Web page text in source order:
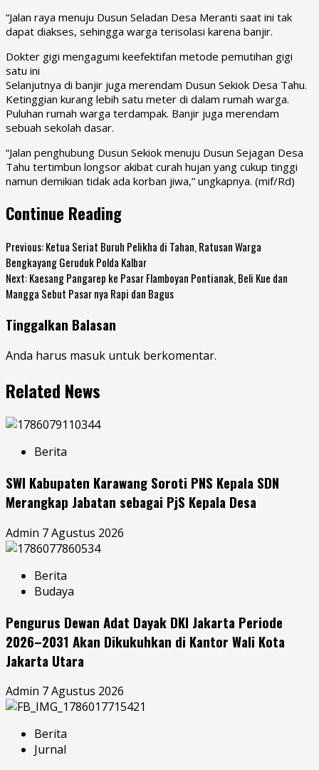
“Jalan raya menuju Dusun Seladan Desa Meranti saat ini tak
dapat diakses, sehingga warga terisolasi karena banjir.
Dokter gigi mengagumi keefektifan metode pemutihan gigi
satu ini
Selanjutnya di banjir juga merendam Dusun Sekiok Desa Tahu.
Ketinggian kurang lebih satu meter di dalam rumah warga.
Puluhan rumah warga terdampak. Banjir juga merendam
sebuah sekolah dasar.
“Jalan penghubung Dusun Sekiok menuju Dusun Sejagan Desa
Tahu tertimbun longsor akibat curah hujan yang cukup tinggi
namun demikian tidak ada korban jiwa,” ungkapnya. (mif/Rd)
Continue Reading
Previous:Ketua Seriat Buruh Pelikha di Tahan, Ratusan Warga
Bengkayang Geruduk Polda Kalbar
Next:Kaesang Pangarep ke Pasar Flamboyan Pontianak, Beli Kue dan
Mangga Sebut Pasar nya Rapi dan Bagus
Tinggalkan Balasan
Anda harus masuk untuk berkomentar.
Related News
Berita
SWI Kabupaten Karawang Soroti PNS Kepala SDN
Merangkap Jabatan sebagai PjS Kepala Desa
Admin 7 Agustus 2026
Berita
Budaya
Pengurus Dewan Adat Dayak DKI Jakarta Periode
2026–2031 Akan Dikukuhkan di Kantor Wali Kota
Jakarta Utara
Admin 7 Agustus 2026
Berita
Jurnal